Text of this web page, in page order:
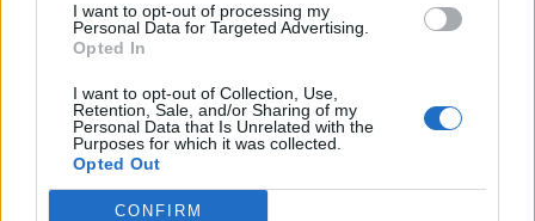
I want to opt-out of processing my
Personal Data for Targeted Advertising.
Opted In
I want to opt-out of Collection, Use,
Retention, Sale, and/or Sharing of my
Personal Data that Is Unrelated with the
Purposes for which it was collected.
Opted Out
CONFIRM
Tags:
belind kellici , edi rama , erion veliaj
Ngritje kunder regjimit , Partia demokratike